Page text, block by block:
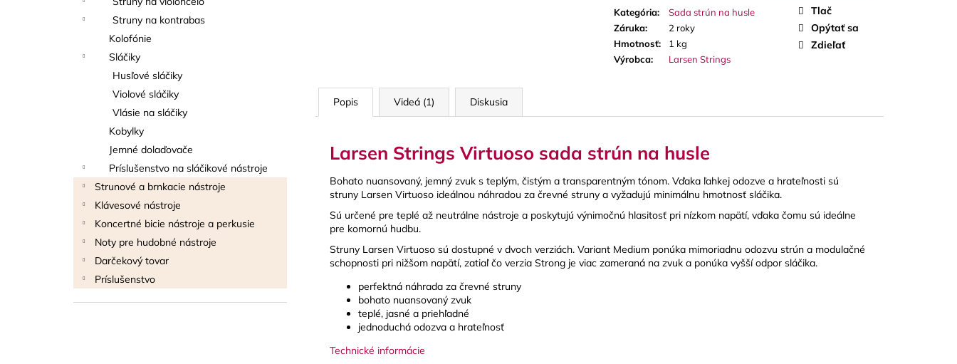
Struny na kontrabas
Kolofónie
Sláčiky
Husľové sláčiky
Violové sláčiky
Vlásie na sláčiky
Kobylky
Jemné dolaďovače
Príslušenstvo na sláčikové nástroje
Strunové a brnkacie nástroje
Klávesové nástroje
Koncertné bicie nástroje a perkusie
Noty pre hudobné nástroje
Darčekový tovar
Príslušenstvo
Kategória:
Sada strún na husle
Záruka:
2 roky
Hmotnosť:
1 kg
Výrobca: Larsen Strings
Tlač
Opýtať sa
Zdieľať
Popis Videá (1) Diskusia
Larsen Strings Virtuoso sada strún na husle
Bohato nuansovaný, jemný zvuk s teplým, čistým a transparentným tónom. Vďaka ľahkej odozve a hrateľnosti sú
struny Larsen Virtuoso ideálnou náhradou za črevné struny a vyžadujú minimálnu hmotnosť sláčika.
Sú určené pre teplé až neutrálne nástroje a poskytujú výnimočnú hlasitosť pri nízkom napätí, vďaka čomu sú ideálne
pre komornú hudbu.
Struny Larsen Virtuoso sú dostupné v dvoch verziách. Variant Medium ponúka mimoriadnu odozvu strún a modulačné
schopnosti pri nižšom napätí, zatiaľ čo verzia Strong je viac zameraná na zvuk a ponúka vyšší odpor sláčika.
perfektná náhrada za črevné struny
bohato nuansovaný zvuk
teplé, jasné a priehľadné
jednoduchá odozva a hrateľnosť
Technické informácie
THOMANN FLOW-BALL
3 €
NA ALT SAXOFÓN